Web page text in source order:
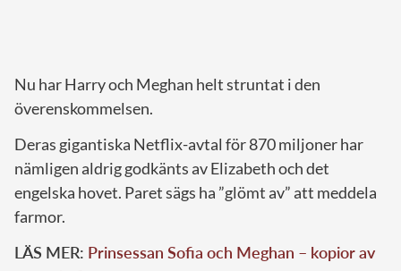
Nu har Harry och Meghan helt struntat i den
överenskommelsen.
Deras gigantiska Netflix-avtal för 870 miljoner har
nämligen aldrig godkänts av Elizabeth och det
engelska hovet. Paret sägs ha ”glömt av” att meddela
farmor.
LÄS MER: Prinsessan Sofia och Meghan – kopior av